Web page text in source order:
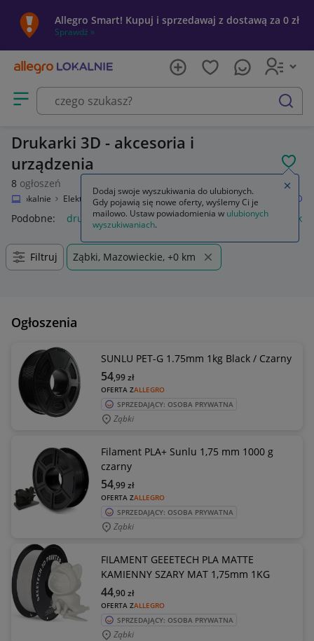
Allegro Smart! Kupuj i sprzedawaj z dostawą za 0 zł
Sprawdź »
Otwórz menu z kategoriami
szukaj
Drukarki 3D - akcesoria i
urządzenia
8 ogłoszeń
Lokalnie Elektronika Komputery Drukarki i skanery Drukarki 3D
Podobne: drukarki 3d smok z drukarki 3d klej do drukarki
Filtruj Ząbki, Mazowieckie, +0 km
Ogłoszenia
SUNLU PET-G 1.75mm 1kg Black / Czarny
OFERTA ZALLEGRO
54,99zł
SPRZEDAJĄCY: OSOBA PRYWATNA
Ząbki
Filament PLA+ Sunlu 1,75 mm 1000 g
czarny
OFERTA ZALLEGRO
54,99zł
SPRZEDAJĄCY: OSOBA PRYWATNA
Ząbki
FILAMENT GEEETECH PLA MATTE
KAMIENNY SZARY MAT 1,75mm 1KG
OFERTA ZALLEGRO
44,90zł
SPRZEDAJĄCY: OSOBA PRYWATNA
Ząbki
Dodaj swoje wyszukiwania do ulubionych.
Gdy pojawią się nowe oferty, wyślemy Ci je
mailowo. Ustaw powiadomienia w ulubionych
wyszukiwaniach.